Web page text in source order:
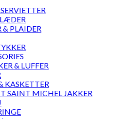
PLAIDER
& LUFFER
KASKETTER
SAINT MICHEL JAKKER